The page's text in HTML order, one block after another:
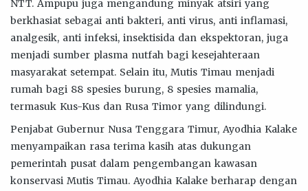
NTT. Ampupu juga mengandung minyak atsiri yang
berkhasiat sebagai anti bakteri, anti virus, anti inflamasi,
analgesik, anti infeksi, insektisida dan ekspektoran, juga
menjadi sumber plasma nutfah bagi kesejahteraan
masyarakat setempat. Selain itu, Mutis Timau menjadi
rumah bagi 88 spesies burung, 8 spesies mamalia,
termasuk Kus-Kus dan Rusa Timor yang dilindungi.
Penjabat Gubernur Nusa Tenggara Timur, Ayodhia Kalake
menyampaikan rasa terima kasih atas dukungan
pemerintah pusat dalam pengembangan kawasan
konservasi Mutis Timau. Ayodhia Kalake berharap dengan